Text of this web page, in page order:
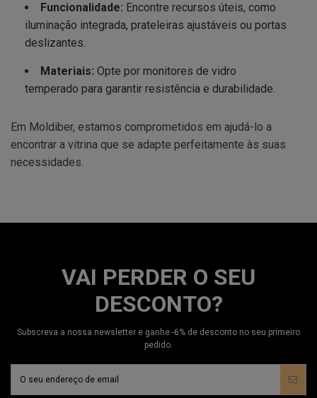
Funcionalidade: Encontre recursos úteis, como
iluminação integrada, prateleiras ajustáveis ou portas
deslizantes.
Materiais: Opte por monitores de vidro
temperado para garantir resistência e durabilidade.
Em Moldiber, estamos comprometidos em ajudá-lo a
encontrar a vitrina que se adapte perfeitamente às suas
necessidades.
VAI PERDER O SEU
DESCONTO?
Subscreva a nossa newsletter e ganhe -6% de desconto no seu primeiro
pedido.